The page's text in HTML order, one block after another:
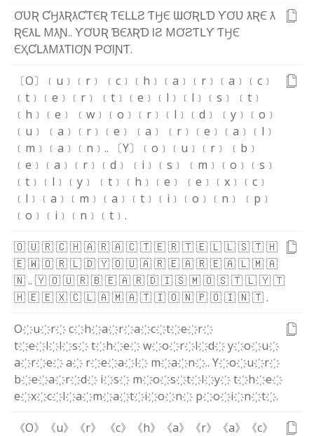
ƠƲƦ ƇӇƛƦƛƇƬЄƦ ƬЄԼԼƧ ƬӇЄ ƜƠƦԼƊƳƠƲ ƛƦЄƛ
ƦЄƛԼ MƛƝ.. ƳƠƲƦ ƁЄƛƦƊ ƖƧ MƠƧƬԼƳƬӇЄ
ЄҲƇԼƛMƛƬƖƠƝ ƤƠƖƝƬ.
〔O〕 ﹝u﹞ ﹝r﹞ ﹝c﹞ ﹝h﹞ ﹝a﹞ ﹝r﹞ ﹝a﹞ ﹝c﹞
﹝t﹞ ﹝e﹞ ﹝r﹞ ﹝t﹞ ﹝e﹞ ﹝l﹞ ﹝l﹞ ﹝s﹞
﹝t﹞
﹝h﹞ ﹝e﹞ ﹝w﹞ ﹝o﹞ ﹝r﹞ ﹝l﹞ ﹝d﹞ ﹝y﹞ ﹝o﹞
﹝u﹞
﹝a﹞ ﹝r﹞ ﹝e﹞ ﹝a﹞ ﹝r﹞ ﹝e﹞ ﹝a﹞ ﹝l﹞
﹝m﹞ ﹝a﹞ ﹝n﹞ .. 〔Y〕 ﹝o﹞ ﹝u﹞ ﹝r﹞
﹝b﹞
﹝e﹞ ﹝a﹞ ﹝r﹞ ﹝d﹞ ﹝i﹞ ﹝s﹞ ﹝m﹞ ﹝o﹞ ﹝s﹞
﹝t﹞ ﹝l﹞ ﹝y﹞ ﹝t﹞ ﹝h﹞ ﹝e﹞ ﹝e﹞ ﹝x﹞ ﹝c﹞
﹝l﹞ ﹝a﹞ ﹝m﹞ ﹝a﹞ ﹝t﹞ ﹝i﹞ ﹝o﹞ ﹝n﹞
﹝p﹞
﹝o﹞ ﹝i﹞ ﹝n﹞ ﹝t﹞ .
🇴🇺🇷🇨🇭🇦🇷🇦🇨🇹🇪🇷🇹🇪🇱🇱🇸🇹🇭
🇪🇼🇴🇷🇱🇩🇾🇴🇺🇦🇷🇪🇦🇷🇪🇦🇱🇲🇦
🇳.. 🇾🇴🇺🇷🇧🇪🇦🇷🇩🇮🇸🇲🇴🇸🇹🇱🇾🇹
🇭🇪🇪🇽🇨🇱🇦🇲🇦🇹🇮🇴🇳🇵🇴🇮🇳🇹.
O҉u҉r҉c҉h҉a҉r҉a҉c҉t҉e҉r҉
t҉e҉l҉l҉s҉t҉h҉e҉w҉o҉r҉l҉d҉y҉o҉u҉
a҉r҉e҉a҉ r҉e҉a҉l҉ m҉a҉n҉.. Y҉o҉u҉r҉
b҉e҉a҉r҉d҉ i҉s҉ m҉o҉s҉t҉l҉y҉t҉h҉e҉
e҉x҉c҉l҉a҉m҉a҉t҉i҉o҉n҉ p҉o҉i҉n҉t҉.
《O》 《u》 《r》 《c》 《h》 《a》 《r》 《a》
《c》